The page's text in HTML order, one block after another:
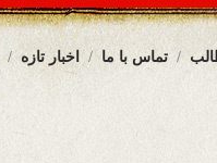
اخبار تازه تماس با ما